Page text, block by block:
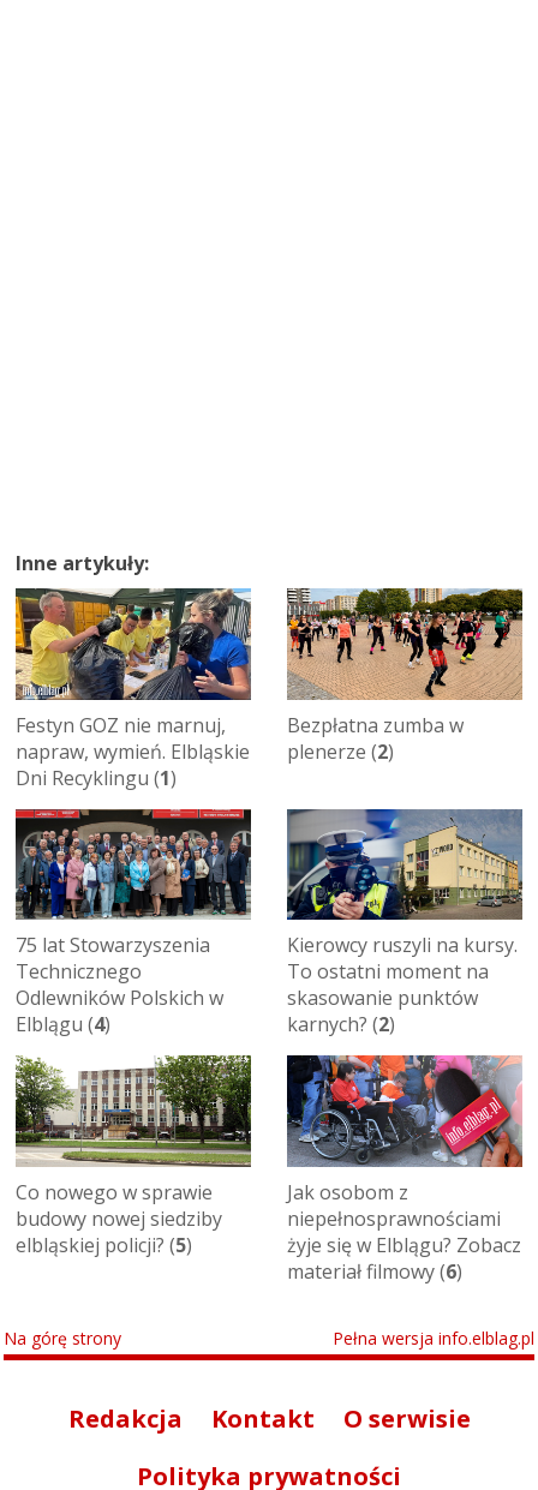
Inne artykuły:
Festyn GOZ nie marnuj,
napraw, wymień. Elbląskie
Dni Recyklingu (1)
Bezpłatna zumba w
plenerze (2)
75 lat Stowarzyszenia
Technicznego
Odlewników Polskich w
Elblągu (4)
Kierowcy ruszyli na kursy.
To ostatni moment na
skasowanie punktów
karnych? (2)
Co nowego w sprawie
budowy nowej siedziby
elbląskiej policji? (5)
Jak osobom z
niepełnosprawnościami
żyje się w Elblągu? Zobacz
materiał filmowy (6)
Na górę strony Pełna wersja info.elblag.pl
Redakcja Kontakt
O serwisie
Polityka prywatności